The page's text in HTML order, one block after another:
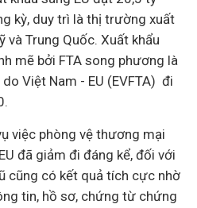
kỳ, duy trì là thị trường xuất
và Trung Quốc. Xuất khẩu
mẽ bởi FTA song phương là
Việt Nam - EU (EVFTA) đi
việc phòng vệ thương mại
đã giảm đi đáng kể, đối với
cũng có kết quả tích cực nhờ
tin, hồ sơ, chứng từ chứng